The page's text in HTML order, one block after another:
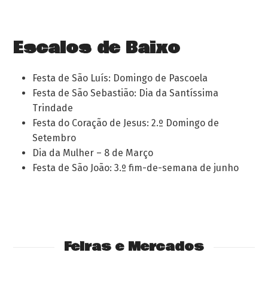
Escalos de Baixo
Festa de São Luís: Domingo de Pascoela
Festa de São Sebastião: Dia da Santíssima
Trindade
Festa do Coração de Jesus: 2.º Domingo de
Setembro
Dia da Mulher – 8 de Março
Festa de São João: 3.º fim-de-semana de junho
Feiras e Mercados